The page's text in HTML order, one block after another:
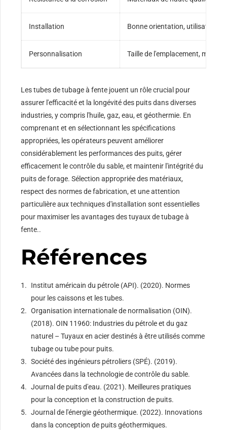
Installation Bonne orientation, utilisation
Personnalisation Taille de l'emplacement,
Les tubes de tubage à fente jouent un rôle crucial pour
assurer l'efficacité et la longévité des puits dans diverses
industries, y compris l'huile, gaz, eau, et géothermie. En
comprenant et en sélectionnant les spécifications
appropriées, les opérateurs peuvent améliorer
considérablement les performances des puits, gérer
efficacement le contrôle du sable, et maintenir l'intégrité du
puits de forage. Sélection appropriée des matériaux,
respect des normes de fabrication, et une attention
particulière aux techniques d'installation sont essentielles
pour maximiser les avantages des tuyaux de tubage à
fente..
Références
Institut américain du pétrole (API). (2020). Normes
pour les caissons et les tubes.
Organisation internationale de normalisation (OIN).
(2018). OIN 11960: Industries du pétrole et du gaz
naturel – Tuyaux en acier destinés à être utilisés comme
tubage ou tube pour puits.
Société des ingénieurs pétroliers (SPÉ). (2019).
Avancées dans la technologie de contrôle du sable.
Journal de puits d'eau. (2021). Meilleures pratiques
pour la conception et la construction de puits.
Journal de l'énergie géothermique. (2022). Innovations
dans la conception de puits géothermiques.